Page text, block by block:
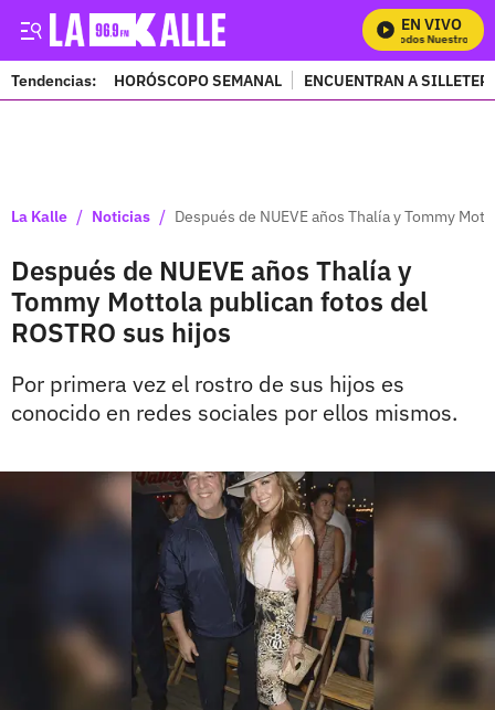
EN VIVO
Mira Todos Nuestros
Tendencias: HORÓSCOPO SEMANAL ENCUENTRAN A
La Kalle / Noticias / Después de NUEVE años Thalía y Tommy
Después de NUEVE años Thalía y
Tommy Mottola publican fotos del
ROSTRO sus hijos
Por primera vez el rostro de sus hijos es
conocido en redes sociales por ellos mismos.